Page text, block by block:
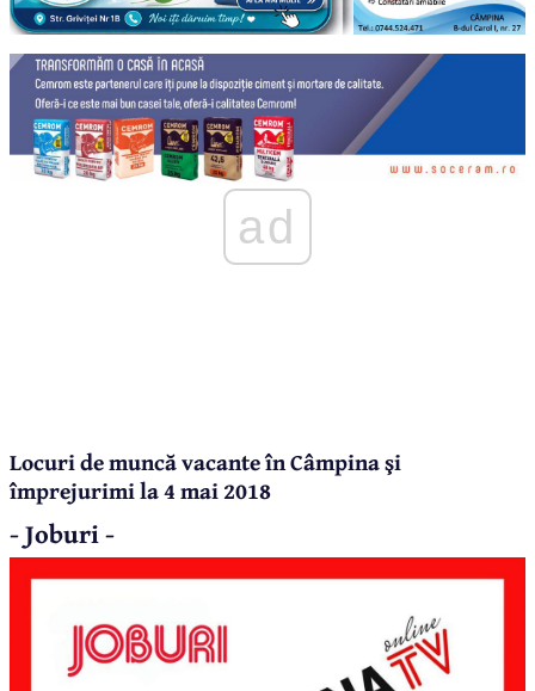
ad
Locuri de muncă vacante în Câmpina şi
împrejurimi la 4 mai 2018
- Joburi -